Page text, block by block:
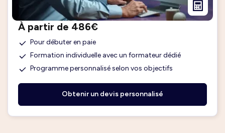
À partir de 486€
Pour débuter en paie
Formation individuelle avec un formateur dédié
Programme personnalisé selon vos objectifs
Obtenir un devis personnalisé